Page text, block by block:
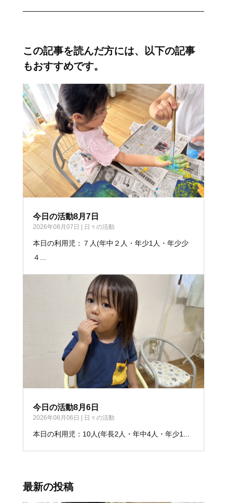
この記事を読んだ方には、以下の記事
もおすすめです。
今日の活動8月7日
2026年08月07日 | 日々の活動
本日の利用児：７人(年中２人・年少1人・年少少
４...
今日の活動8月6日
2026年08月06日 | 日々の活動
本日の利用児：10人(年長2人・年中4人・年少1...
最新の投稿